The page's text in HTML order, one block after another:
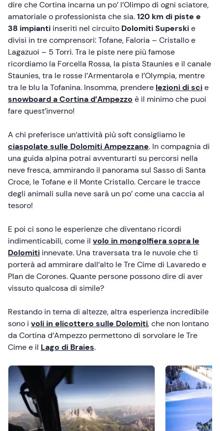
dire che Cortina incarna un po’ l’Olimpo di ogni sciatore,
amatoriale o professionista che sia.120 km di piste e
38 impianti inseriti nel circuito Dolomiti Superskie
divisi in tre comprensori: Tofane, Faloria – Cristallo e
Lagazuoi – 5 Torri. Tra le piste nere più famose
ricordiamo la Forcella Rossa, la pista Staunies e il canale
Staunies, tra le rosse l’Armentarola e l’Olympia, mentre
tra le blu la Tofanina. Insomma, prendere lezioni di scie
snowboard a Cortina d’Ampezzo è il minimo che puoi
fare quest’inverno!
A chi preferisce un’attività più soft consigliamo le
ciaspolate sulle Dolomiti Ampezzane. In compagnia di
una guida alpina potrai avventurarti su percorsi nella
neve fresca, ammirando il panorama sul Sasso di Santa
Croce, le Tofane e il Monte Cristallo. Cercare le tracce
degli animali sulla neve sarà un po’ come una caccia al
tesoro!
E poi ci sono le esperienze che diventano ricordi
indimenticabili, come il volo in mongolfiera sopra le
Dolomiti innevate. Una traversata tra le nuvole che ti
porterà ad ammirare dall’alto le Tre Cime di Lavaredo e
Plan de Corones. Quante persone possono dire di aver
vissuto qualcosa di simile?
Restando in tema di altezze, altra esperienza incredibile
sono i voli in elicottero sulle Dolomiti, che non lontano
da Cortina d’Ampezzo permettono di sorvolare le Tre
Cime e il Lago di Braies.